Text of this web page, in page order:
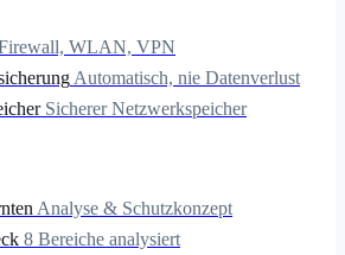
WLAN, VPN
Automatisch, nie Datenverlust
Sicherer Netzwerkspeicher
Analyse & Schutzkonzept
8 Bereiche analysiert